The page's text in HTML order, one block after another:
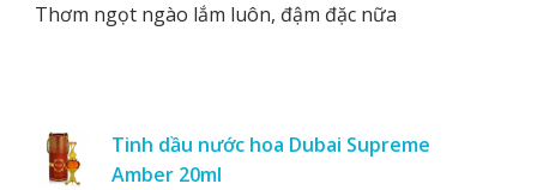
Thơm ngọt ngào lắm luôn, đậm đặc nữa
Tinh dầu nước hoa Dubai Supreme
Amber 20ml